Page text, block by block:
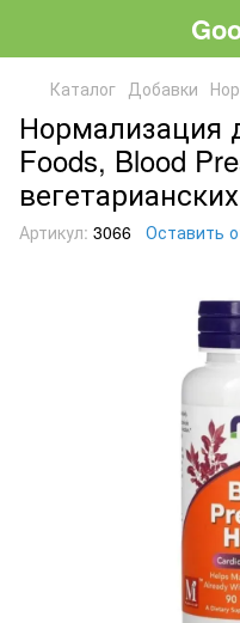
Каталог Добавки
Нормализация
Foods, Blood
Артикул: 3066 Оставить